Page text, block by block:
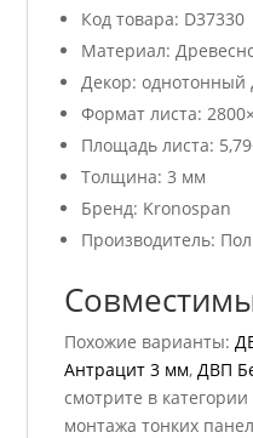
Код товара: D37330
Материал:
Декор: однотонный
Формат листа:
Площадь листа:
Толщина: 3 мм
Бренд: Kronospan
Производитель:
Похожие варианты:
Антрацит 3 мм, ДВП
смотрите в категории
монтажа тонких